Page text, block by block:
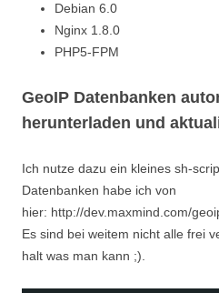
Debian 6.0
Nginx 1.8.0
PHP5-FPM
GeoIP Datenbanken
herunterladen und
Ich nutze dazu ein kleines sh-
Datenbanken habe ich von
hier: http://dev.maxmind.com/
Es sind bei weitem nicht alle frei
halt was man kann ;).